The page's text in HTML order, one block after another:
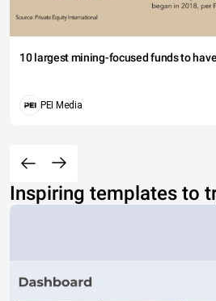
10 largest mining-focused funds to
PEI Media
Inspiring templates to